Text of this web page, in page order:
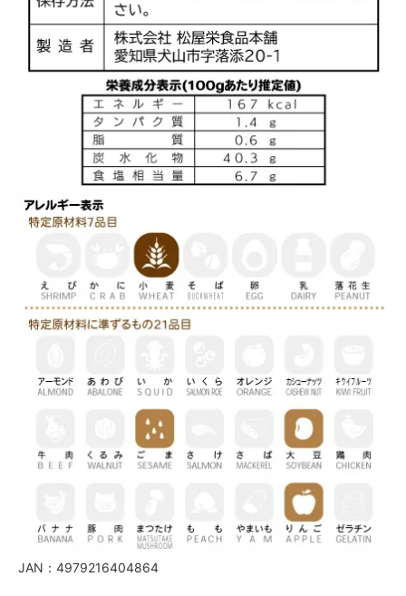
JAN：4979216404864